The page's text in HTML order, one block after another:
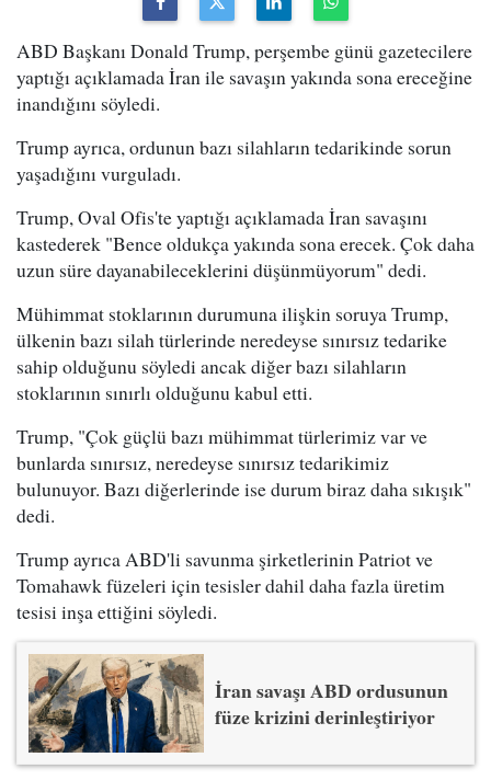
ABD Başkanı Donald Trump, perşembe günü gazetecilere
yaptığı açıklamada İran ile savaşın yakında sona ereceğine
inandığını söyledi.
Trump ayrıca, ordunun bazı silahların tedarikinde sorun
yaşadığını vurguladı.
Trump, Oval Ofis'te yaptığı açıklamada İran savaşını
kastederek "Bence oldukça yakında sona erecek. Çok daha
uzun süre dayanabileceklerini düşünmüyorum" dedi.
Mühimmat stoklarının durumuna ilişkin soruya Trump,
ülkenin bazı silah türlerinde neredeyse sınırsız tedarike
sahip olduğunu söyledi ancak diğer bazı silahların
stoklarının sınırlı olduğunu kabul etti.
Trump, "Çok güçlü bazı mühimmat türlerimiz var ve
bunlarda sınırsız, neredeyse sınırsız tedarikimiz
bulunuyor. Bazı diğerlerinde ise durum biraz daha sıkışık"
dedi.
Trump ayrıca ABD'li savunma şirketlerinin Patriot ve
Tomahawk füzeleri için tesisler dahil daha fazla üretim
tesisi inşa ettiğini söyledi.
İran savaşı ABD ordusunun
füze krizini derinleştiriyor